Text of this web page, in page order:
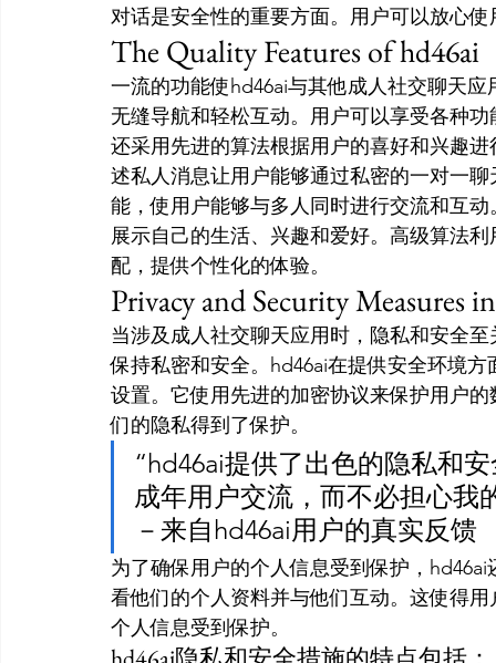
对话是安全性的重要方面。用户可以放心
The Quality Features of hd46ai
一流的功能使hd46ai与其他成人社交聊天
无缝导航和轻松互动。用户可以享受各种
还采用先进的算法根据用户的喜好和兴趣
述私人消息让用户能够通过私密的一对一
能，使用户能够与多人同时进行交流和互
展示自己的生活、兴趣和爱好。高级算法
配，提供个性化的体验。
Privacy and Security Measures
当涉及成人社交聊天应用时，隐私和安全
保持私密和安全。hd46ai在提供安全环境
设置。它使用先进的加密协议来保护用户
们的隐私得到了保护。
“hd46ai提供了出色的隐私和
成年用户交流，而不必担心我
－来自hd46ai用户的真实反馈
为了确保用户的个人信息受到保护，
看他们的个人资料并与他们互动。这使得
个人信息受到保护。